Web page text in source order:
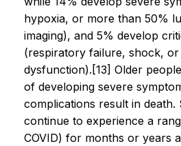
hypoxia, or more than 50%
imaging), and 5% develop
(respiratory failure, shock,
dysfunction).[13] Older
of developing severe
complications result in death.
continue to experience a
COVID) for months or years